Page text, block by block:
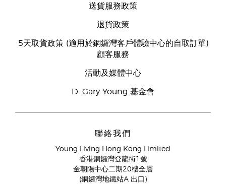
送貨服務政策
退貨政策
5天取貨政策 (適用於銅鑼灣客戶體驗中心的自取訂單)
顧客服務
活動及媒體中心
D. Gary Young 基金會
聯絡我們
Young Living Hong Kong Limited
香港銅鑼灣登龍街1號
金朝陽中心二期20樓全層
(銅鑼灣地鐵站A 出口)